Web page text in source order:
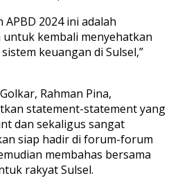
APBD 2024 ini adalah
kembali menyehatkan
keuangan di Sulsel,”
Rahman Pina,
statement-statement yang
dan sekaligus sangat
siap hadir di forum-forum
membahas bersama
rakyat Sulsel.